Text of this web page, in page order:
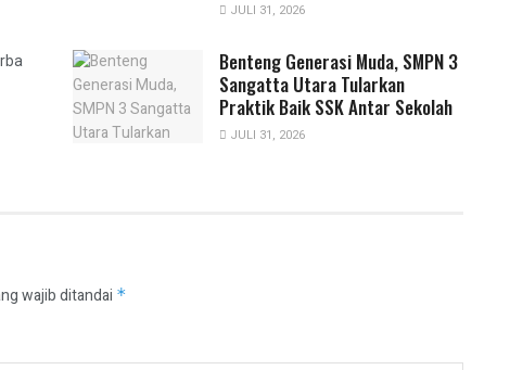
JULI 31, 2026
Benteng Generasi Muda, SMPN 3
Sangatta Utara Tularkan
Praktik Baik SSK Antar Sekolah
JULI 31, 2026
wajib ditandai *